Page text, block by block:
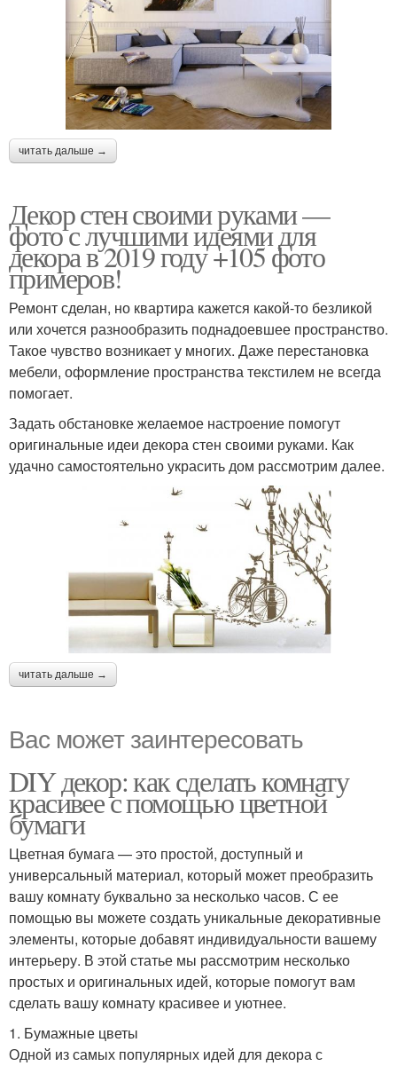
читать дальше →
Декор стен своими руками —
фото с лучшими идеями для
декора в 2019 году +105 фото
примеров!
Ремонт сделан, но квартира кажется какой-то безликой
или хочется разнообразить поднадоевшее пространство.
Такое чувство возникает у многих. Даже перестановка
мебели, оформление пространства текстилем не всегда
помогает.
Задать обстановке желаемое настроение помогут
оригинальные идеи декора стен своими руками. Как
удачно самостоятельно украсить дом рассмотрим далее.
читать дальше →
Вас может заинтересовать
DIY декор: как сделать комнату
красивее с помощью цветной
бумаги
Цветная бумага — это простой, доступный и
универсальный материал, который может преобразить
вашу комнату буквально за несколько часов. С ее
помощью вы можете создать уникальные декоративные
элементы, которые добавят индивидуальности вашему
интерьеру. В этой статье мы рассмотрим несколько
простых и оригинальных идей, которые помогут вам
сделать вашу комнату красивее и уютнее.
1. Бумажные цветы
Одной из самых популярных идей для декора с